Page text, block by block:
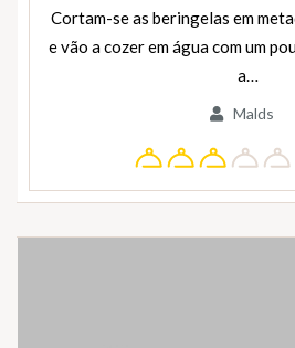
Cortam-se as beringelas em
e vão a cozer em água com um
a…
Malds